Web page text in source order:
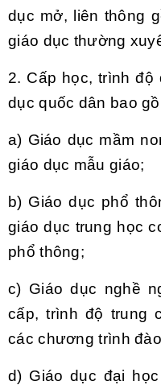
dục mở, liên thông
giáo dục thường
2. Cấp học, trình độ
dục quốc dân bao
a) Giáo dục mầm
giáo dục mẫu giáo;
b) Giáo dục phổ
giáo dục trung học
phổ thông;
c) Giáo dục nghề
cấp, trình độ trung
các chương trình
d) Giáo dục đại